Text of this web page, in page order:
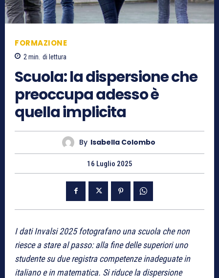
FORMAZIONE
2 min. di lettura
Scuola: la dispersione che
preoccupa adesso è
quella implicita
By Isabella Colombo
16 Luglio 2025
I dati Invalsi 2025 fotografano una scuola che non
riesce a stare al passo: alla fine delle superiori uno
studente su due registra competenze inadeguate in
italiano e in matematica. Si riduce la dispersione